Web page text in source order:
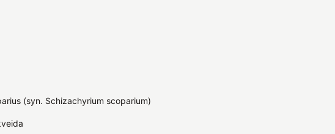
(syn. Schizachyrium scoparium)